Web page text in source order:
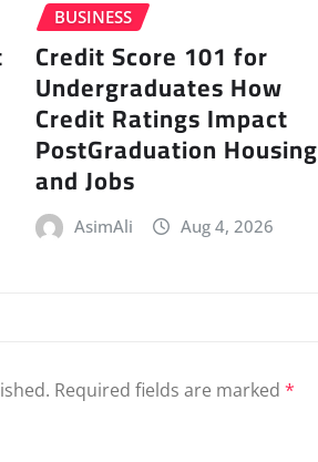
BUSINESS
Credit Score 101 for
Undergraduates How
Credit Ratings Impact
PostGraduation Housing
and Jobs
AsimAli Aug 4, 2026
Required fields are marked *